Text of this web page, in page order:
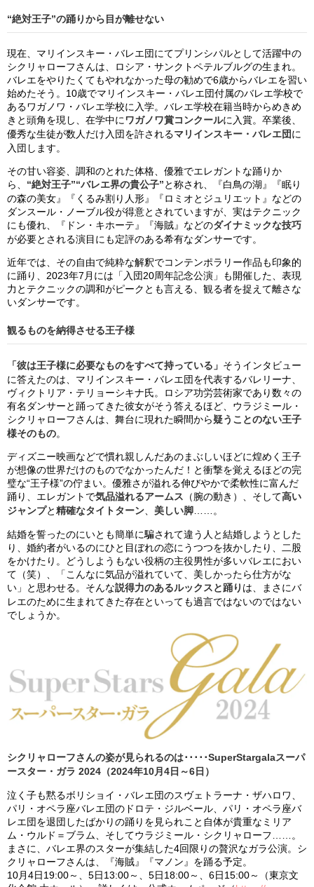
“絶対王子”の踊りから目が離せない
現在、マリインスキー・バレエ団にてプリンシパルとして活躍中の
シクリャローフさんは、ロシア・サンクトペテルブルグの生まれ。
バレエをやりたくてもやれなかった母の勧めで6歳からバレエを習い
始めたそう。10歳でマリインスキー・バレエ団付属のバレエ学校で
あるワガノワ・バレエ学校に入学。バレエ学校在籍当時からめきめ
きと頭角を現し、在学中に ワガノワ賞コンクールに入賞。卒業後、
優秀な生徒が数人だけ入団を許されるマリインスキー・バレエ団 に
入団します。
その甘い容姿、調和のとれた体格、優雅でエレガントな踊りか
ら、 “絶対王子”“バレエ界の貴公子” と称され、『白鳥の湖』『眠り
の森の美女』『くるみ割り人形』『ロミオとジュリエット』などの
ダンスール・ノーブル役が得意とされていますが、実はテクニック
にも優れ、『ドン・キホーテ』『海賊』などのダイナミックな技巧
が必要とされる演目にも定評のある希有なダンサーです。
近年では、その自由で純粋な解釈でコンテンポラリー作品も印象的
に踊り、2023年7月には「入団20周年記念公演」も開催した、表現
力とテクニックの調和がピークとも言える、観る者を捉えて離さな
いダンサーです。
観るものを納得させる王子様
「彼は王子様に必要なものをすべて持っている」 そうインタビュー
に答えたのは、マリインスキー・バレエ団を代表するバレリーナ、
ヴィクトリア・テリョーシキナ氏。ロシア功労芸術家であり数々の
有名ダンサーと踊ってきた彼女がそう答えるほど、ウラジミール・
シクリャローフさんは、舞台に現れた瞬間から疑うことのない王子
様そのもの。
ディズニー映画などで慣れ親しんだあのまぶしいほどに煌めく王子
が想像の世界だけのものでなかったんだ！と衝撃を覚えるほどの完
璧な“王子様”の佇まい。優雅さが溢れる伸びやかで柔軟性に富んだ
踊り、エレガントで気品溢れるアームス （腕の動き）、そして高い
ジャンプと 精確なタイトターン、 美しい脚……。
結婚を誓ったのにいとも簡単に騙されて違う人と結婚しようとした
り、婚約者がいるのにひと目ぼれの恋にうつつを抜かしたり、二股
をかけたり。どうしようもない役柄の主役男性が多いバレエにおい
て（笑）、「こんなに気品が溢れていて、美しかったら仕方がな
い」と思わせる。そんな説得力のあるルックスと踊り は、まさにバ
レエのために生まれてきた存在といっても過言ではないのではない
でしょうか。
シクリャローフさんの姿が見られるのは･････SuperStargalaスーパ
ースター・ガラ 2024（2024年10月4日～6日）
泣く子も黙るボリショイ・バレエ団のスヴェトラーナ・ザハロワ、
パリ・オペラ座バレエ団のドロテ・ジルベール、パリ・オペラ座バ
レエ団を退団したばかりの踊りを見られこと自体が貴重なミリア
ム・ウルド＝ブラム、そしてウラジミール・シクリャローフ……。
まさに、バレエ界のスターが集結した4回限りの贅沢なガラ公演。シ
クリャローフさんは、『海賊』『マノン』を踊る予定。
10月4日19:00～、5日13:00～、5日18:00～、6日15:00～（東京文